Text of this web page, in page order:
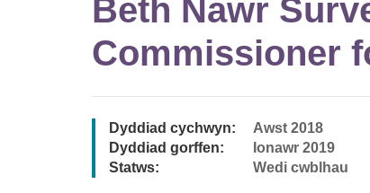
Beth Nawr
Commissioner
Dyddiad cychwyn:
Awst 2018
Dyddiad gorffen:
Ionawr 2019
Statws:
Wedi cwblhau